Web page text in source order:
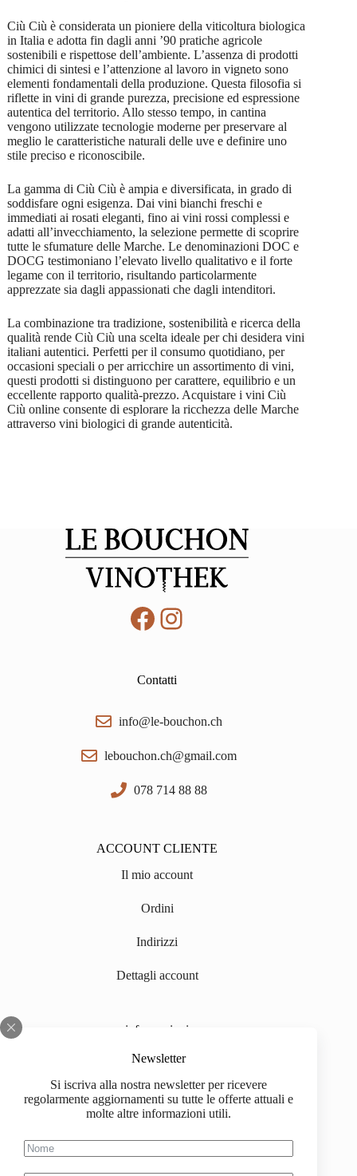
Newsletter
Si iscriva alla nostra newsletter per ricevere
regolarmente aggiornamenti su tutte le offerte attuali e
molte altre informazioni utili.
Ciù Ciù è considerata un pioniere della viticoltura biologica
in Italia e adotta fin dagli anni ’90 pratiche agricole
sostenibili e rispettose dell’ambiente. L’assenza di prodotti
chimici di sintesi e l’attenzione al lavoro in vigneto sono
elementi fondamentali della produzione. Questa filosofia si
riflette in vini di grande purezza, precisione ed espressione
autentica del territorio. Allo stesso tempo, in cantina
vengono utilizzate tecnologie moderne per preservare al
meglio le caratteristiche naturali delle uve e definire uno
stile preciso e riconoscibile.
La gamma di Ciù Ciù è ampia e diversificata, in grado di
soddisfare ogni esigenza. Dai vini bianchi freschi e
immediati ai rosati eleganti, fino ai vini rossi complessi e
adatti all’invecchiamento, la selezione permette di scoprire
tutte le sfumature delle Marche. Le denominazioni DOC e
DOCG testimoniano l’elevato livello qualitativo e il forte
legame con il territorio, risultando particolarmente
apprezzate sia dagli appassionati che dagli intenditori.
La combinazione tra tradizione, sostenibilità e ricerca della
qualità rende Ciù Ciù una scelta ideale per chi desidera vini
italiani autentici. Perfetti per il consumo quotidiano, per
occasioni speciali o per arricchire un assortimento di vini,
questi prodotti si distinguono per carattere, equilibrio e un
eccellente rapporto qualità-prezzo. Acquistare i vini Ciù
Ciù online consente di esplorare la ricchezza delle Marche
attraverso vini biologici di grande autenticità.
Facebook
Instagram
Contatti
info@le-bouchon.ch
lebouchon.ch@gmail.com
078 714 88 88
ACCOUNT CLIENTE
Il mio account
Ordini
Indirizzi
Dettagli account
informazioni
Chi siamo
Impressum
Informazioni sull'acquisto